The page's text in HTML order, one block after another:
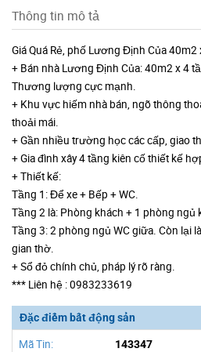
Thông tin mô tả
Giá Quá Rẻ, phố Lương Định Của
+ Bán nhà Lương Định Của: 40m2 x 4
Thương lượng cực mạnh.
+ Khu vực hiếm nhà bán, ngõ thông
thoải mái.
+ Gần nhiều trường học các cấp, giao
+ Gia đình xây 4 tầng kiên cố thiết kế
+ Thiết kế:
Tầng 1: Để xe + Bếp + WC.
Tầng 2 là: Phòng khách + 1 phòng ngủ
Tầng 3: 2 phòng ngủ WC giữa. Còn lại
gian thờ.
+ Sổ đỏ chính chủ, pháp lý rõ ràng.
*** Liên hệ : 0983233619
Đặc điểm bất động sản
Mã Tin: 143347